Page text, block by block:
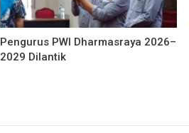
Pengurus PWI Dharmasraya 2026–
2029 Dilantik